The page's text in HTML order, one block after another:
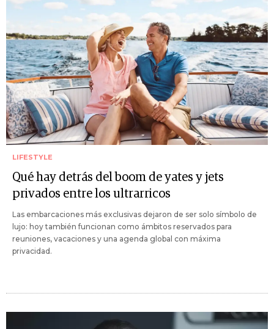
LIFESTYLE
Qué hay detrás del boom de yates y jets
privados entre los ultrarricos
Las embarcaciones más exclusivas dejaron de ser solo símbolo de
lujo: hoy también funcionan como ámbitos reservados para
reuniones, vacaciones y una agenda global con máxima
privacidad.